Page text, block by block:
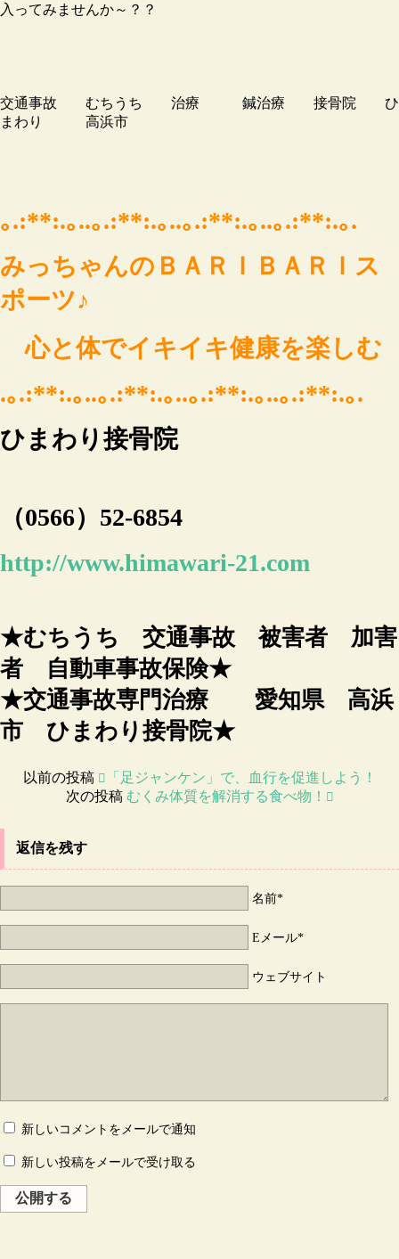
入ってみませんか～？？
交通事故 むちうち 治療 鍼治療 接骨院 ひ
まわり 高浜市
｡.:**:.｡..｡.:**:.｡..｡.:**:.｡..｡.:**:.｡.
みっちゃんのＢＡＲＩＢＡＲＩス
ポーツ♪
心と体でイキイキ健康を楽しむ
.｡.:**:.｡..｡.:**:.｡..｡.:**:.｡..｡.:**:.｡.
ひまわり接骨院
（0566）52-6854
http://www.himawari-21.com
★むちうち 交通事故 被害者 加害
者 自動車事故保険★
★交通事故専門治療 愛知県 高浜
市 ひまわり接骨院★
以前の投稿
「足ジャンケン」で、血行を促進しよう！
次の投稿 むくみ体質を解消する食べ物！
返信を残す
名前*
Eメール*
ウェブサイト
新しいコメントをメールで通知
新しい投稿をメールで受け取る
公開する